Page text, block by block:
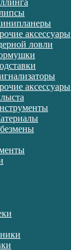
аксессуары
ловли
аксессуары